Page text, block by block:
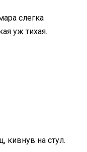
слегка
уж тихая.
кивнув на стул.